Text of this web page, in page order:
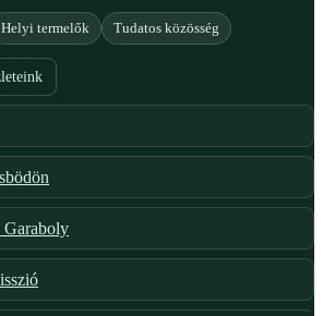
Helyi termelők Tudatos közösség
Garaboly